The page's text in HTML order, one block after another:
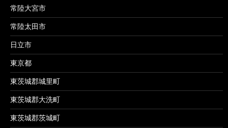
常陸大宮市
常陸太田市
日立市
東京都
東茨城郡城里町
東茨城郡大洗町
東茨城郡茨城町